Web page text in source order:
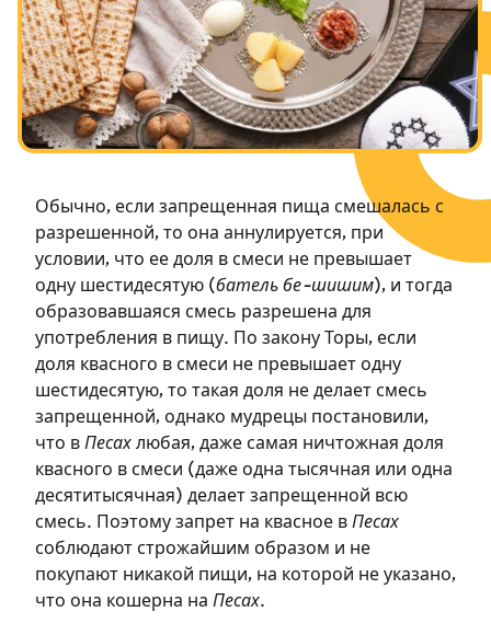
Посты в память о разрушенном Храме
Ханука
Пурим
Обычно, если запрещенная пища смешалась с
разрешенной, то она аннулируется, при
условии, что ее доля в смеси не превышает
одну шестидесятую (батель бе-шишим), и тогда
образовавшаяся смесь разрешена для
употребления в пищу. По закону Торы, если
доля квасного в смеси не превышает одну
шестидесятую, то такая доля не делает смесь
запрещенной, однако мудрецы постановили,
что в Песах любая, даже самая ничтожная доля
квасного в смеси (даже одна тысячная или одна
десятитысячная) делает запрещенной всю
смесь. Поэтому запрет на квасное в Песах
соблюдают строжайшим образом и не
покупают никакой пищи, на которой не указано,
что она кошерна на Песах.